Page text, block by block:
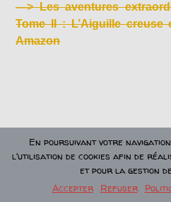
—>Les aventures
Tome II : L’Aiguille
Amazon
Laisser un
En poursuivant votre
l'utilisation de cookies afin de
et pour la gestion
Accepter
Refuser